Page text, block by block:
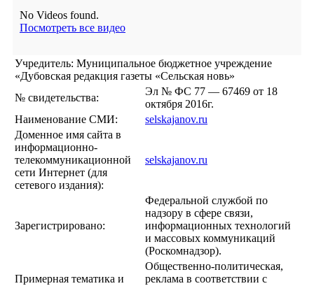
No Videos found.
Посмотреть все видео
Учредитель: Муниципальное бюджетное учреждение
«Дубовская редакция газеты «Сельская новь»
№ свидетельства:
Эл № ФС 77 — 67469 от 18
октября 2016г.
Наименование СМИ:
selskajanov.ru
Доменное имя сайта в
информационно-
телекоммуникационной
сети Интернет (для
сетевого издания):
selskajanov.ru
Зарегистрировано:
Федеральной службой по
надзору в сфере связи,
информационных технологий
и массовых коммуникаций
(Роскомнадзор).
Примерная тематика и
Общественно-политическая,
реклама в соответствии с